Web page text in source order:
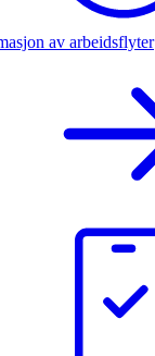
av arbeidsflyter